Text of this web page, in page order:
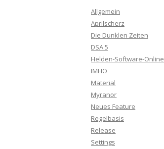
Allgemein
Aprilscherz
Die Dunklen Zeiten
DSA 5
Helden-Software-Online
IMHO
Material
Myranor
Neues Feature
Regelbasis
Release
Settings